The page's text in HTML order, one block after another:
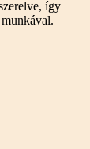
így